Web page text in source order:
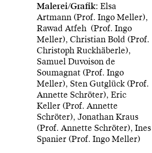
Malerei/Grafik: Elsa
Artmann (Prof. Ingo Meller),
Rawad Atfeh (Prof. Ingo
Meller), Christian Bold (Prof.
Christoph Ruckhäberle),
Samuel Duvoison de
Soumagnat (Prof. Ingo
Meller), Sten Gutglück (Prof.
Annette Schröter), Eric
Keller (Prof. Annette
Schröter), Jonathan Kraus
(Prof. Annette Schröter), Ines
Spanier (Prof. Ingo Meller)